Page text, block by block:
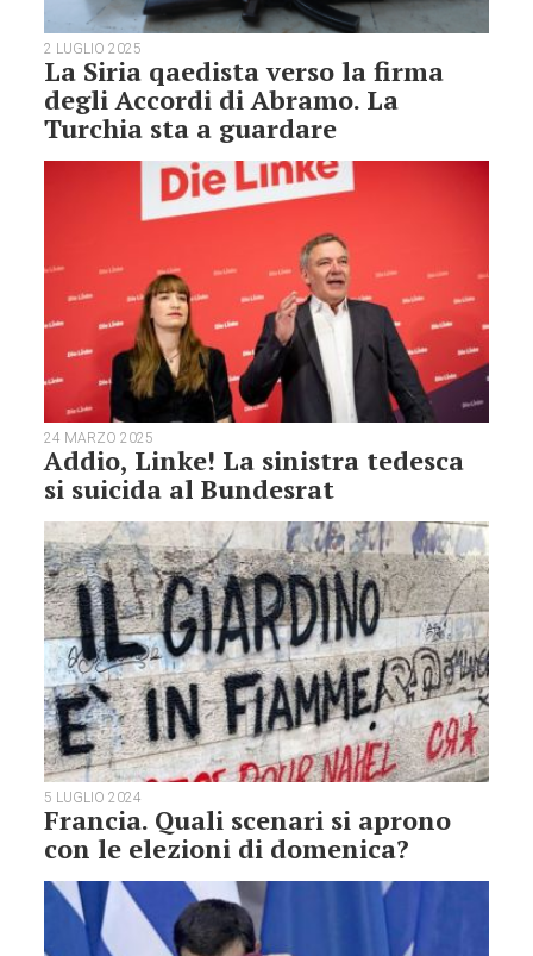
2 LUGLIO 2025
La Siria qaedista verso la firma
degli Accordi di Abramo. La
Turchia sta a guardare
24 MARZO 2025
Addio, Linke! La sinistra tedesca
si suicida al Bundesrat
5 LUGLIO 2024
Francia. Quali scenari si aprono
con le elezioni di domenica?